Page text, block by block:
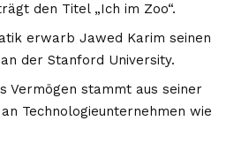
den Titel „Ich im Zoo“.
erwarb Jawed Karim seinen
der Stanford University.
Vermögen stammt aus seiner
Technologieunternehmen wie